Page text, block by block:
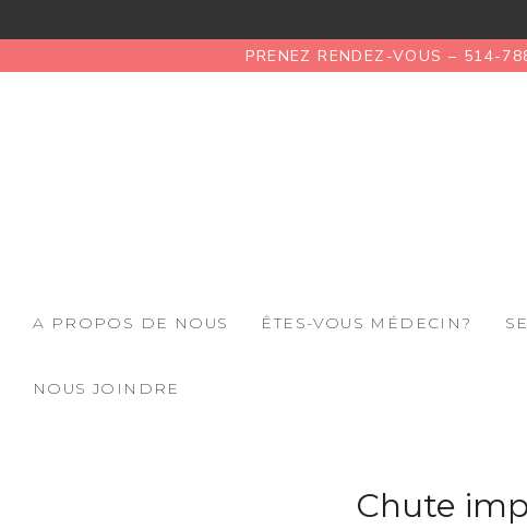
PRENEZ RENDEZ-VOUS – 514-
A PROPOS DE NOUS ÊTES-VOUS MÉDECIN?
NOUS JOINDRE
Chute